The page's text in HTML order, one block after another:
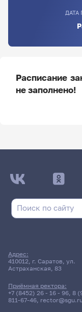
ДАТА
Расписание
не заполнено!
Адрес:
410012, г. Саратов, ул.
Астраханская, 83
Приёмная ректора:
+7 (8452) 26 - 16 - 96, 8
811-67-46,